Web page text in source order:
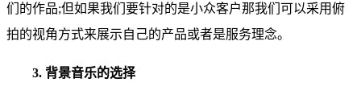
们的作品;但如果我们要针对的是小众客户那我们可以采用俯
拍的视角方式来展示自己的产品或者是服务理念。
3. 背景音乐的选择